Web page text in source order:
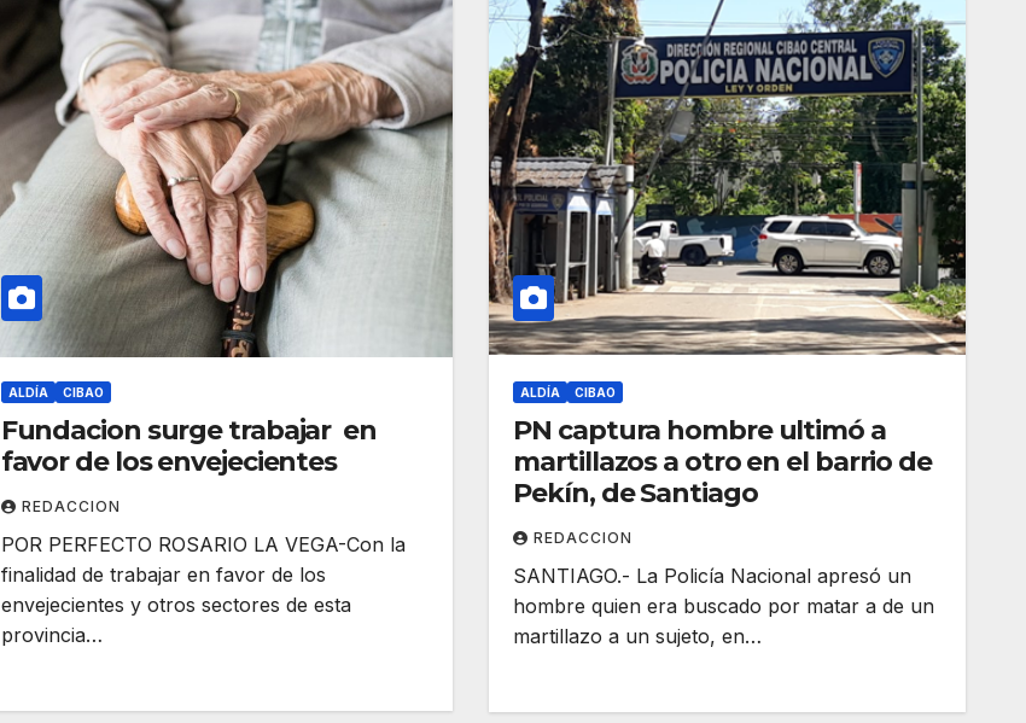
ALDÍA CIBAO
Fundacion surge trabajar en
favor de los envejecientes
REDACCION
POR PERFECTO ROSARIO LA VEGA-Con la
finalidad de trabajar en favor de los
envejecientes y otros sectores de esta
provincia…
ALDÍA CIBAO
PN captura hombre ultimó a
martillazos a otro en el barrio de
Pekín, de Santiago
REDACCION
SANTIAGO.- La Policía Nacional apresó un
hombre quien era buscado por matar a de un
martillazo a un sujeto, en…